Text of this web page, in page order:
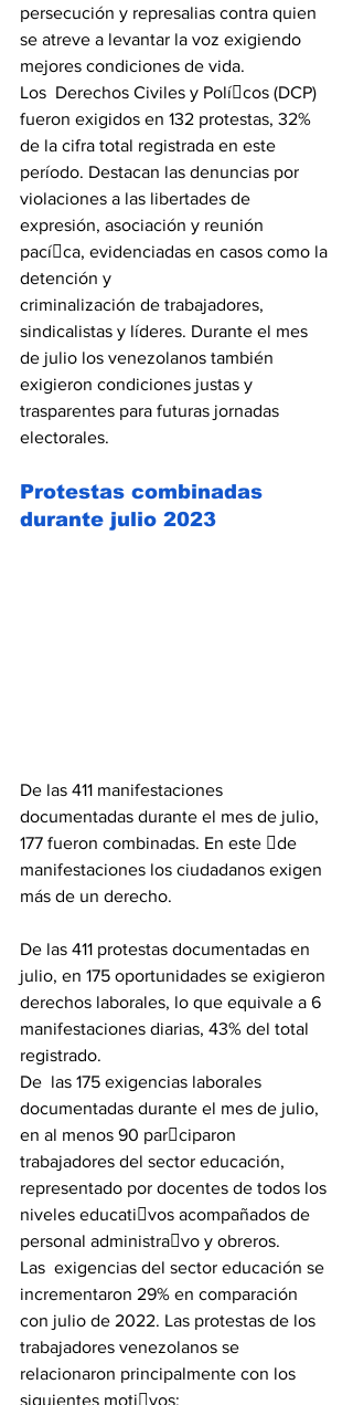
persecución y represalias contra quien
se atreve a levantar la voz exigiendo
mejores condiciones de vida.
Los  Derechos Civiles y Polícos (DCP)
fueron exigidos en 132 protestas, 32%
de la cifra total registrada en este
período. Destacan las denuncias por
violaciones a las libertades de
expresión, asociación y reunión
pacíca, evidenciadas en casos como la
detención y
criminalización de trabajadores,
sindicalistas y líderes. Durante el mes
de julio los venezolanos también
exigieron condiciones justas y
trasparentes para futuras jornadas
electorales.
Protestas combinadas
durante julio 2023
De las 411 manifestaciones
documentadas durante el mes de julio,
177 fueron combinadas. En este de
manifestaciones los ciudadanos exigen
más de un derecho.
De las 411 protestas documentadas en
julio, en 175 oportunidades se exigieron
derechos laborales, lo que equivale a 6
manifestaciones diarias, 43% del total
registrado.
De  las 175 exigencias laborales
documentadas durante el mes de julio,
en al menos 90 parciparon
trabajadores del sector educación,
representado por docentes de todos los
niveles educativos acompañados de
personal administravo y obreros.
Las  exigencias del sector educación se
incrementaron 29% en comparación
con julio de 2022. Las protestas de los
trabajadores venezolanos se
relacionaron principalmente con los
siguientes motivos: